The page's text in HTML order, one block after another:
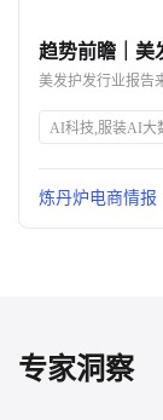
关于我们
公司介绍
商机推荐
趋势前瞻｜美
美发护发行业报告
炼丹炉电商情报
专家洞察